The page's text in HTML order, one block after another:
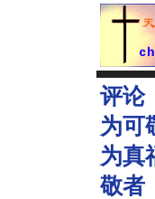
评论
为可
为真
敬者